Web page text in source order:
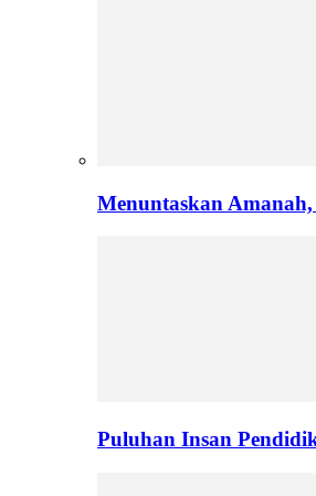
Menuntaskan
Puluhan Insan